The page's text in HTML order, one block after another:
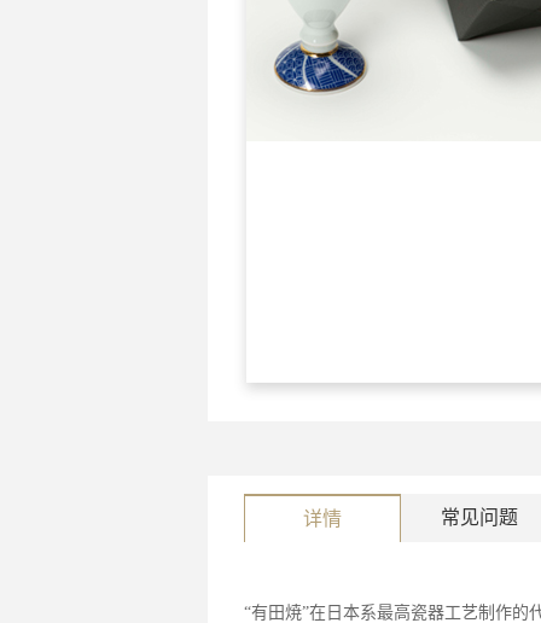
详情 常见问题
“有田焼”在日本系最高瓷器工艺制作的